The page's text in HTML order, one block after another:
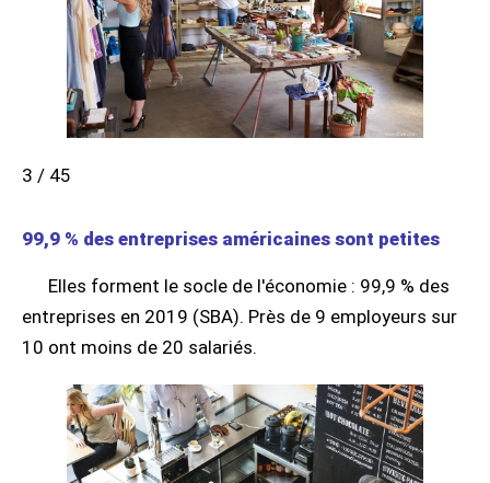
3 / 45
99,9 % des entreprises américaines sont petites
Elles forment le socle de l'économie : 99,9 % des
entreprises en 2019 (SBA). Près de 9 employeurs sur
10 ont moins de 20 salariés.